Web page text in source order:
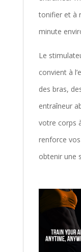
tonifier et à
minute
Le
convient à
des bras,
entraîneur
votre corps
renforce
obtenir une